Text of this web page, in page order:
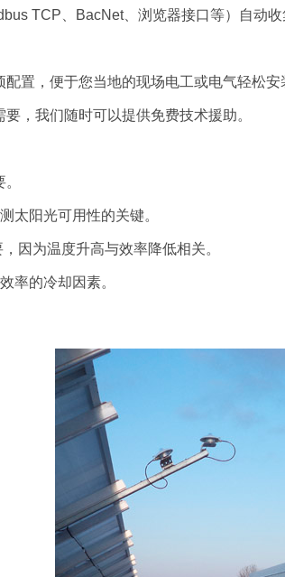
TCP、BacNet、浏览器接口等）自动收
置，便于您当地的现场电工或电气轻松
我们随时可以提供免费技术援助。
太阳光可用性的关键。
因为温度升高与效率降低相关。
率的冷却因素。